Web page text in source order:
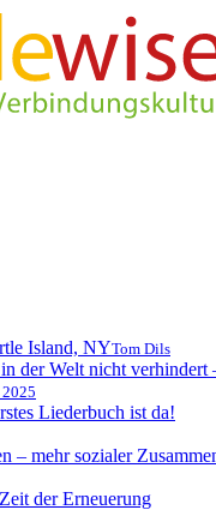
Tom Dils
der Welt nicht verhindert
Liederbuch ist da!
– mehr sozialer
der Erneuerung